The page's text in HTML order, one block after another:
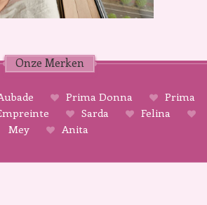
Onze Merken
Prima Donna
Prima
Sarda
Felina
Mey
Anita